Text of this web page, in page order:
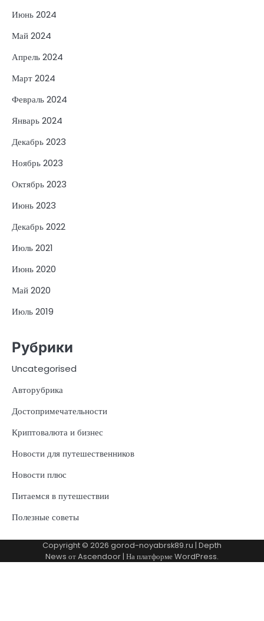
Июнь 2024
Май 2024
Апрель 2024
Март 2024
Февраль 2024
Январь 2024
Декабрь 2023
Ноябрь 2023
Октябрь 2023
Июнь 2023
Декабрь 2022
Июль 2021
Июнь 2020
Май 2020
Июль 2019
Рубрики
Uncategorised
Авторубрика
Достопримечательности
Криптовалюта и бизнес
Новости для путешественников
Новости плюс
Питаемся в путешествии
Полезные советы
Copyright © 2026 gorod-noyabrsk89.ru | Depth
News отAscendoor | На платформеWordPress.